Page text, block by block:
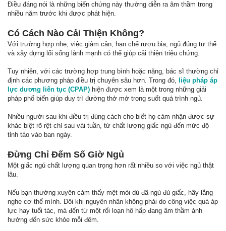
Điều đáng nói là những biến chứng này thường diễn ra âm thầm trong
nhiều năm trước khi được phát hiện.
Có Cách Nào Cải Thiện Không?
Với trường hợp nhẹ, việc giảm cân, hạn chế rượu bia, ngủ đúng tư thế
và xây dựng lối sống lành mạnh có thể giúp cải thiện triệu chứng.
Tuy nhiên, với các trường hợp trung bình hoặc nặng, bác sĩ thường chỉ
định các phương pháp điều trị chuyên sâu hơn. Trong đó, liệu pháp áp
lực dương liên tục (CPAP) hiện được xem là một trong những giải
pháp phổ biến giúp duy trì đường thở mở trong suốt quá trình ngủ.
Nhiều người sau khi điều trị đúng cách cho biết họ cảm nhận được sự
khác biệt rõ rệt chỉ sau vài tuần, từ chất lượng giấc ngủ đến mức độ
tỉnh táo vào ban ngày.
Đừng Chỉ Đếm Số Giờ Ngủ
Một giấc ngủ chất lượng quan trọng hơn rất nhiều so với việc ngủ thật
lâu.
Nếu bạn thường xuyên cảm thấy mệt mỏi dù đã ngủ đủ giấc, hãy lắng
nghe cơ thể mình. Đôi khi nguyên nhân không phải do công việc quá áp
lực hay tuổi tác, mà đến từ một rối loạn hô hấp đang âm thầm ảnh
hưởng đến sức khỏe mỗi đêm.